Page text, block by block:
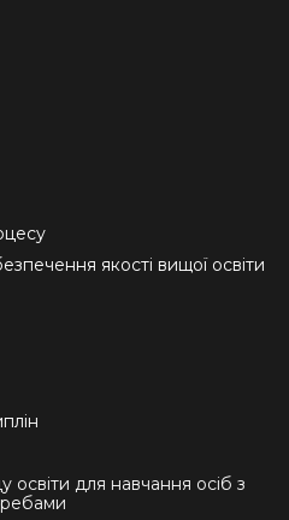
якості вищої освіти
освіти для навчання осіб з